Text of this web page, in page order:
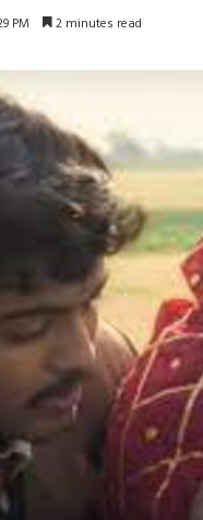
PM 2 minutes read